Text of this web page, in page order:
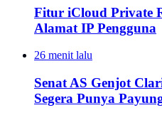
Fitur iCloud Private
Alamat IP Pengguna
26 menit lalu
Senat AS Genjot
Segera Punya